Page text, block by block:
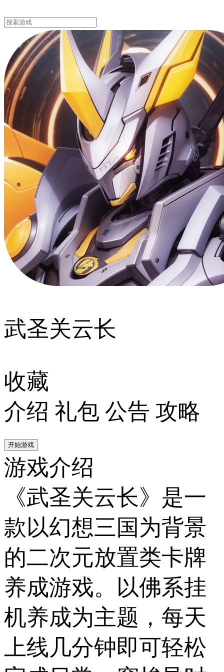
武圣关云长
收藏
介绍 礼包 公告 攻略
开始游戏
游戏介绍
《武圣关云长》是一
款以幻想三国为背景
的二次元放置类卡牌
养成游戏。以佛系挂
机养成为主题，每天
上线几分钟即可轻松